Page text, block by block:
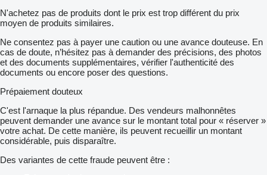
N'achetez pas de produits dont le prix est trop différent du prix
moyen de produits similaires.
Ne consentez pas à payer une caution ou une avance douteuse. En
cas de doute, n’hésitez pas à demander des précisions, des photos
et des documents supplémentaires, vérifier l'authenticité des
documents ou encore poser des questions.
Prépaiement douteux
C'est l'arnaque la plus répandue. Des vendeurs malhonnêtes
peuvent demander une avance sur le montant total pour « réserver »
votre achat. De cette manière, ils peuvent recueillir un montant
considérable, puis disparaître.
Des variantes de cette fraude peuvent être :